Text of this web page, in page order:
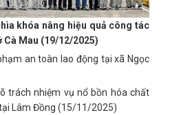
khóa nâng hiệu quả công tác
Cà Mau (19/12/2025)
an toàn lao động tại xã Ngọc
trách nhiệm vụ nổ bồn hóa chất
Lâm Đồng (15/11/2025)